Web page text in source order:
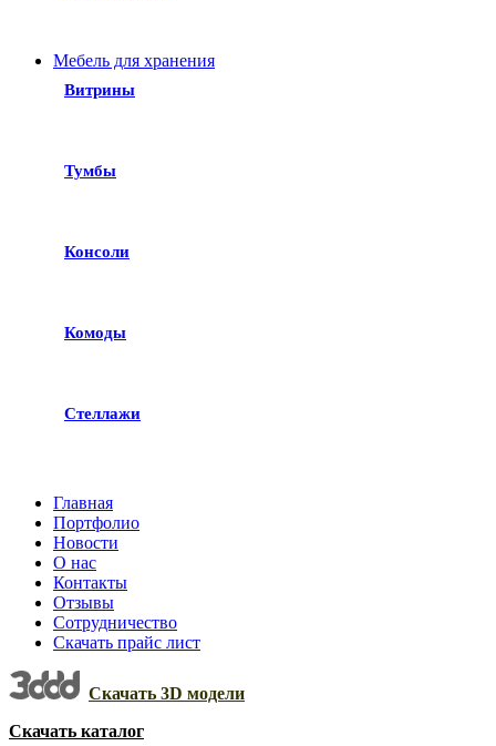
Мебель для хранения
Витрины
Тумбы
Консоли
Комоды
Стеллажи
Главная
Портфолио
Новости
О нас
Контакты
Отзывы
Сотрудничество
Скачать прайс лист
Скачать 3D модели
Скачать каталог